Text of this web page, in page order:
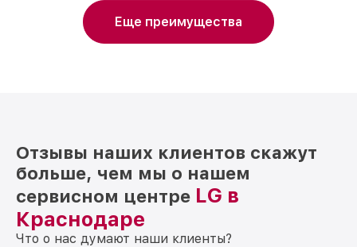
Еще преимущества
Отзывы наших клиентов скажут
больше, чем мы о нашем
сервисном центре LG в
Краснодаре
Что о нас думают наши клиенты?